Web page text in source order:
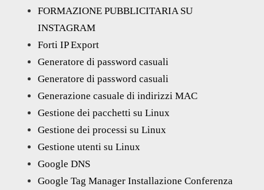
FORMAZIONE PUBBLICITARIA SU
INSTAGRAM
Forti IP Export
Generatore di password casuali
Generatore di password casuali
Generazione casuale di indirizzi MAC
Gestione dei pacchetti su Linux
Gestione dei processi su Linux
Gestione utenti su Linux
Google DNS
Google Tag Manager Installazione Conferenza